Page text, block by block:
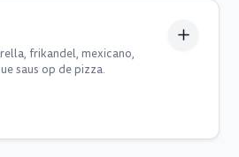
frikandel, mexicano,
saus op de pizza.